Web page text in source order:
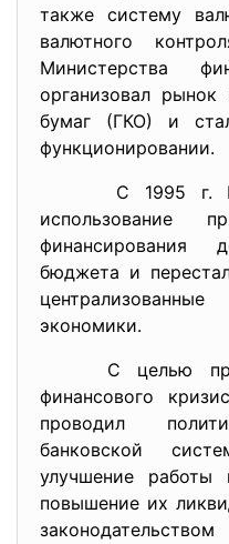
также систему
валютного
Министерства
организовал рынок
бумаг (ГКО) и
функционировании.
С 1995 г.
использование
финансирования
бюджета и
экономики.
С целью
финансового
проводил
банковской
улучшение работы
повышение их